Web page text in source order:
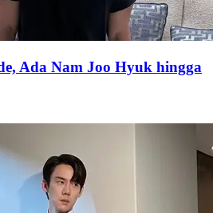
Ada Nam Joo Hyuk hingga